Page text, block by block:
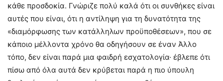
κάθε προσδοκία. Γνώριζε πολύ καλά ότι οι συνθήκες είναι
αυτές που είναι, ότι η αντίληψη για τη δυνατότητα της
«διαμόρφωσης των κατάλληλων προϋποθέσεων», που σε
κάποιο μέλλοντα χρόνο θα οδηγήσουν σε έναν Άλλο
τόπο, δεν είναι παρά μια φαιδρή εσχατολογία· έβλεπε ότι
πίσω από όλα αυτά δεν κρύβεται παρά η πιο ύπουλη